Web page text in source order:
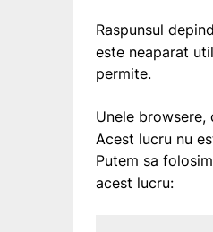
Raspunsul
este neaparat
permite.
Unele
Acest lucru nu
Putem sa
acest lucru: